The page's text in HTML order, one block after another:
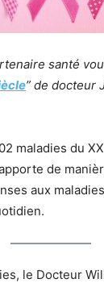
santé
” de docteur
maladies du
de
aux
le Docteur